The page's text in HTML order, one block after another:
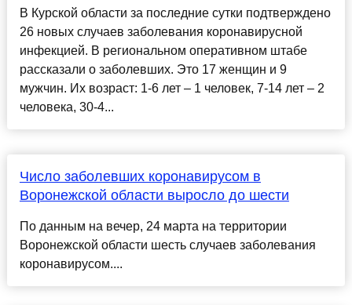
В Курской области за последние сутки подтверждено
26 новых случаев заболевания коронавирусной
инфекцией. В региональном оперативном штабе
рассказали о заболевших. Это 17 женщин и 9
мужчин. Их возраст: 1-6 лет – 1 человек, 7-14 лет – 2
человека, 30-4...
Число заболевших коронавирусом в
Воронежской области выросло до шести
По данным на вечер, 24 марта на территории
Воронежской области шесть случаев заболевания
коронавирусом....